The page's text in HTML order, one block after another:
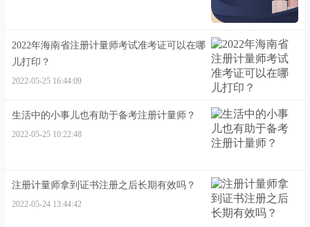
2022年海南省注册计量师考试准考证可以在哪
儿打印？
2022-05-25 16:44:09
生活中的小事儿也有助于备考注册计量师？
2022-05-25 10:22:48
注册计量师拿到证书注册之后长期有效吗？
2022-05-24 13:44:42